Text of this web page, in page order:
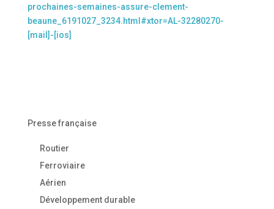
prochaines-semaines-assure-clement-
beaune_6191027_3234.html#xtor=AL-32280270-
[mail]-[ios]
Presse française
Routier
Ferroviaire
Aérien
Développement durable